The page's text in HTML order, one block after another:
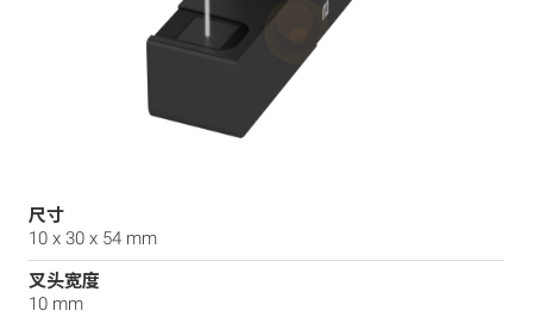
尺寸
10 x 30 x 54 mm
叉头宽度
10 mm